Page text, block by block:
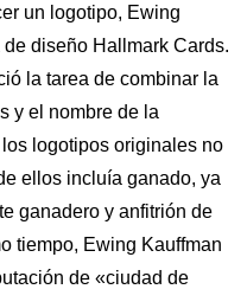
un logotipo, Ewing
diseño Hallmark Cards.
la tarea de combinar la
y el nombre de la
logotipos originales no
ellos incluía ganado, ya
ganadero y anfitrión de
tiempo, Ewing Kauffman
de «ciudad de